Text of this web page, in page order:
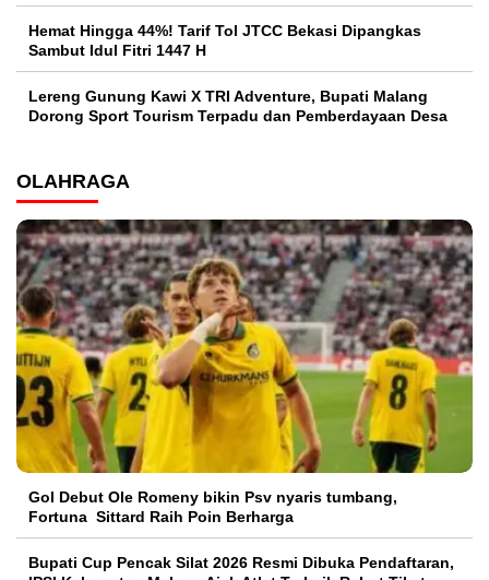
Hemat Hingga 44%! Tarif Tol JTCC Bekasi Dipangkas
Sambut Idul Fitri 1447 H
Lereng Gunung Kawi X TRI Adventure, Bupati Malang
Dorong Sport Tourism Terpadu dan Pemberdayaan Desa
OLAHRAGA
Gol Debut Ole Romeny bikin Psv nyaris tumbang,
Fortuna Sittard Raih Poin Berharga
Bupati Cup Pencak Silat 2026 Resmi Dibuka Pendaftaran,